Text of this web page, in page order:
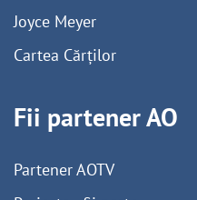
Joyce Meyer
Cartea Cărților
Fii partener AO
Partener AOTV